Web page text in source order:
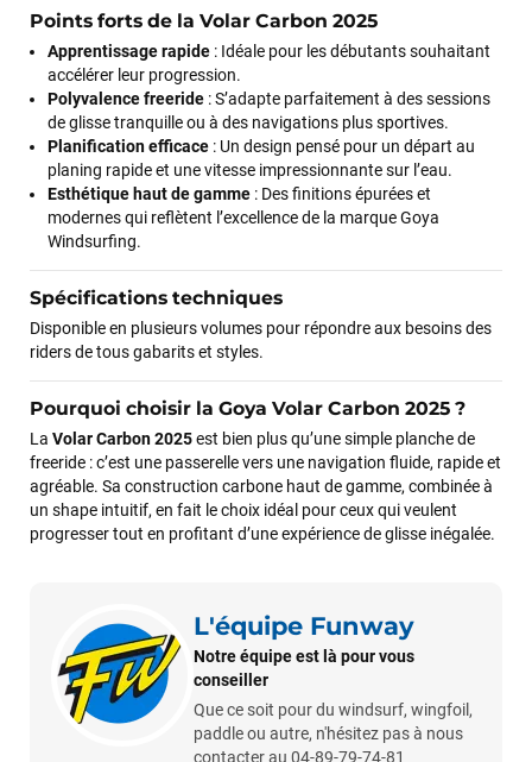
Points forts de la Volar Carbon 2025
Apprentissage rapide : Idéale pour les débutants souhaitant
accélérer leur progression.
Polyvalence freeride : S’adapte parfaitement à des sessions
de glisse tranquille ou à des navigations plus sportives.
Planification efficace : Un design pensé pour un départ au
planing rapide et une vitesse impressionnante sur l’eau.
Esthétique haut de gamme : Des finitions épurées et
modernes qui reflètent l’excellence de la marque Goya
Windsurfing.
Spécifications techniques
Disponible en plusieurs volumes pour répondre aux besoins des
riders de tous gabarits et styles.
Pourquoi choisir la Goya Volar Carbon 2025 ?
La Volar Carbon 2025est bien plus qu’une simple planche de
freeride : c’est une passerelle vers une navigation fluide, rapide et
agréable. Sa construction carbone haut de gamme, combinée à
un shape intuitif, en fait le choix idéal pour ceux qui veulent
progresser tout en profitant d’une expérience de glisse inégalée.
L'équipe Funway
Notre équipe est là pour vous
conseiller
Que ce soit pour du windsurf, wingfoil,
paddle ou autre, n'hésitez pas à nous
contacter au 04-89-79-74-81
François
il y a un mois
J’ai commandé un pack via leur site internet. À peine la
commande validée, le magasin m’a appelé pour confirmer
avec moi les caractéristiques des équipements, me conseiller
sur le matériel à choisir, et m’a même offert du matériel en
plus. Niveau réactivité, c’est au top : la commande est partie
le lendemain, et j’ai bien reçu tout le matériel dans un colis
propre et soigné. Plus qu’à tester ça sur l’eau ! Je
recommande vivement ce magasin pour son
professionnalisme et sa réactivité.
Sébastien BACHELIER
il y a un mois
Cela faisait 6 mois que je galérais à remplacer ma board eux
m'ont trouvé une pépite à laquelle je n'aurais jamais pensé !
Excellent conseil excellent prix et en plus super sympas. Merci
encore pour cette severne dyno !
Maronui RICHMOND
il y a 3 mois
LAISSER UN AVIS